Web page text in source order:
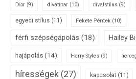
Dior (9) divatipar (10) divatstílus (9)
egyedi stílus (11) Fekete Péntek (10)
férfi szépségápolás (18) Hailey
hajápolás(14) Harry Styles (9)
hírességek (27) kapcsolat (11)